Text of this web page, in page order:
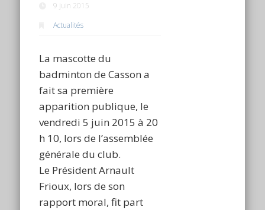
9 juin 2015
Actualités
La mascotte du
badminton de Casson a
fait sa première
apparition publique, le
vendredi 5 juin 2015 à 20
h 10, lors de l’assemblée
générale du club.
Le Président Arnault
Frioux, lors de son
rapport moral, fit part